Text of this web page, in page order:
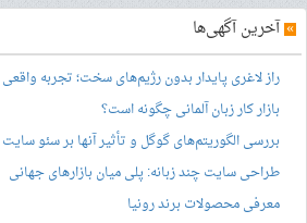
»آخرین آگهی‌ها
راز لاغری پایدار بدون رژیم‌های سخت؛ تجربه
بازار کار زبان آلمانی چگونه است؟
بررسی الگوریتم‌های گوگل و تأثیر آنها بر سئو سایت
طراحی سایت چند زبانه: پلی میان بازارهای جهانی
معرفی محصولات برند رونیا